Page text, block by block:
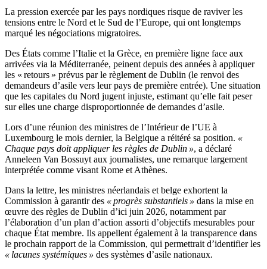
La pression exercée par les pays nordiques risque de raviver les
tensions entre le Nord et le Sud de l’Europe, qui ont longtemps
marqué les négociations migratoires.
Des États comme l’Italie et la Grèce, en première ligne face aux
arrivées via la Méditerranée, peinent depuis des années à appliquer
les « retours » prévus par le règlement de Dublin (le renvoi des
demandeurs d’asile vers leur pays de première entrée). Une situation
que les capitales du Nord jugent injuste, estimant qu’elle fait peser
sur elles une charge disproportionnée de demandes d’asile.
Lors d’une réunion des ministres de l’Intérieur de l’UE à
Luxembourg le mois dernier, la Belgique a réitéré sa position. «
Chaque pays doit appliquer les règles de Dublin », a déclaré
Anneleen Van Bossuyt aux journalistes, une remarque largement
interprétée comme visant Rome et Athènes.
Dans la lettre, les ministres néerlandais et belge exhortent la
Commission à garantir des « progrès substantiels » dans la mise en
œuvre des règles de Dublin d’ici juin 2026, notamment par
l’élaboration d’un plan d’action assorti d’objectifs mesurables pour
chaque État membre. Ils appellent également à la transparence dans
le prochain rapport de la Commission, qui permettrait d’identifier les
« lacunes systémiques » des systèmes d’asile nationaux.